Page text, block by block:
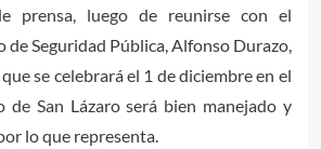
prensa, luego de reunirse con el
de Seguridad Pública, Alfonso Durazo,
se celebrará el 1 de diciembre en el
de San Lázaro será bien manejado y
lo que representa.